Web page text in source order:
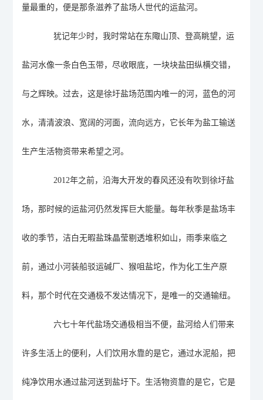
量最重的，便是那条滋养了盐场人世代的运盐河。
犹记年少时，我时常站在东陬山顶、登高眺望 ，运
盐河水像一条白色玉带，尽收眼底，一块块盐田纵横交错，
与之辉映。过去，这是徐圩盐场范围内唯一的河，蓝色的河
水，清清波浪、宽阔的河面，流向远方，它长年为盐工输送
生产生活物资带来希望之河。
2012年之前，沿海大开发的春风还没有吹到徐圩盐
场，那时候的运盐河仍然发挥巨大能量。每年秋季是盐场丰
收的季节，洁白无暇盐珠晶莹剔透堆积如山 ， 雨季来临之
前，通过小河装船驳运碱厂、猴咀盐坨，作为化工生产原
料，那个时代在交通极不发达情况下，是唯一的交通输纽。
六七十年代盐场交通极相当不便，盐河给人们带来
许多生活上的便利，人们饮用水靠的是它，通过水泥船，把
纯净饮用水通过盐河送到盐圩下。生活物资靠的是它 ， 它是